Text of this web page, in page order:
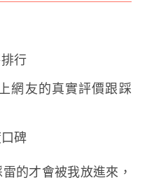
行
網友的真實評價跟踩
碑
的才會被我放進來，